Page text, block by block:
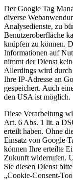
Der Google Tag
diverse
Analysedienste, zu
Benutzeroberfläche
knüpfen zu können.
Informationen auf
nimmt der Dienst
Allerdings wird durch
Ihre IP-Adresse an
gespeichert. Auch
den USA ist möglich.
Diese Verarbeitung
Art. 6 Abs. 1 lit. a
erteilt haben. Ohne
Einsatz von Google
können Ihre erteilte
Zukunft widerrufen.
Sie diesen Dienst
„Cookie-Consent-